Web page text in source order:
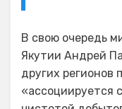
В свою очередь
Якутии Андрей
других регионов
«ассоциируется